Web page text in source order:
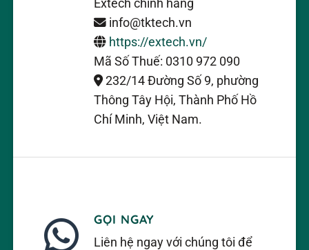
Extech chính hãng
info@tktech.vn
https://extech.vn/
Mã Số Thuế: 0310 972 090
232/14 Đường Số 9, phường
Thông Tây Hội, Thành Phố Hồ
Chí Minh, Việt Nam.
GỌI NGAY
Liên hệ ngay với chúng tôi để